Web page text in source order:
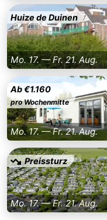
Huize de Duinen
Mo. 17. — Fr. 21. Aug.
Ab €1.160
pro Wochenmitte
Mo. 17. — Fr. 21. Aug.
Preissturz
Mo. 17. — Fr. 21. Aug.